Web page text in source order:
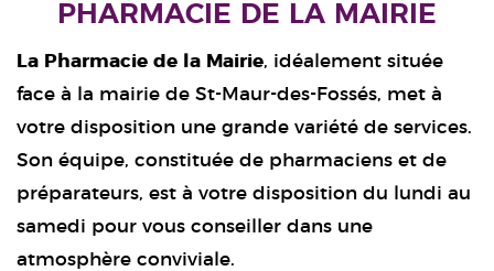
PHARMACIE DE LA MAIRIE
La Pharmacie de la Mairie, idéalement située
face à la mairie de St-Maur-des-Fossés, met à
votre disposition une grande variété de services.
Son équipe, constituée de pharmaciens et de
préparateurs, est à votre disposition du lundi au
samedi pour vous conseiller dans une
atmosphère conviviale.